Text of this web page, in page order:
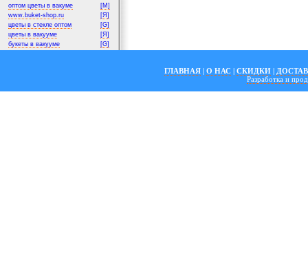
оптом цветы в вакуме
[M]
www.buket-shop.ru
[Я]
цветы в стекле оптом
[G]
цветы в вакууме
[Я]
букеты в вакууме
[G]
ГЛАВНАЯ | О НАС | СКИДКИ |
Разработка и